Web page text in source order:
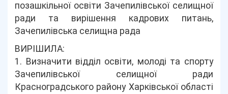
позашкільної освіти Зачепилівської селищної
ради та вирішення кадрових питань,
Зачепилівська селищна рада
ВИРІШИЛА:
1. Визначити відділ освіти, молоді та спорту
Зачепилівської селищної ради
Красноградського району Харківської області